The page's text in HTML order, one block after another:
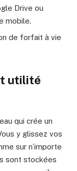
Drive ou
mobile.
de forfait à vie
utilité
qui crée un
y glissez vos
sur n’importe
sont stockées